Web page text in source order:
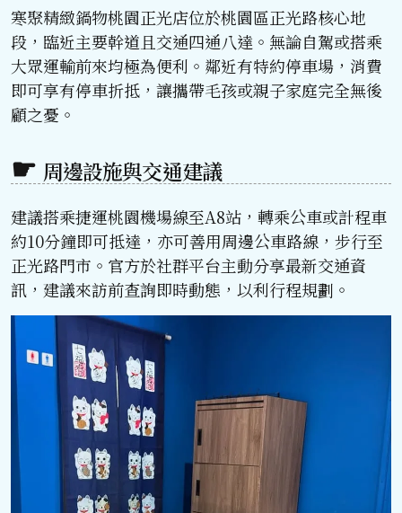
寒聚精緻鍋物桃園正光店位於桃園區正光路核心地
段，臨近主要幹道且交通四通八達。無論自駕或搭乘
大眾運輸前來均極為便利。鄰近有特約停車場，消費
即可享有停車折抵，讓攜帶毛孩或親子家庭完全無後
顧之憂。
周邊設施與交通建議
建議搭乘捷運桃園機場線至A8站，轉乘公車或計程車
約10分鐘即可抵達，亦可善用周邊公車路線，步行至
正光路門市。官方於社群平台主動分享最新交通資
訊，建議來訪前查詢即時動態，以利行程規劃。